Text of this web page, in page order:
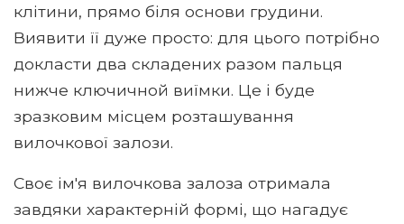
клітини, прямо біля основи грудини.
Виявити її дуже просто: для цього потрібно
докласти два складених разом пальця
нижче ключичной виїмки. Це і буде
зразковим місцем розташування
вилочкової залози.
Своє ім'я вилочкова залоза отримала
завдяки характерній формі, що нагадує